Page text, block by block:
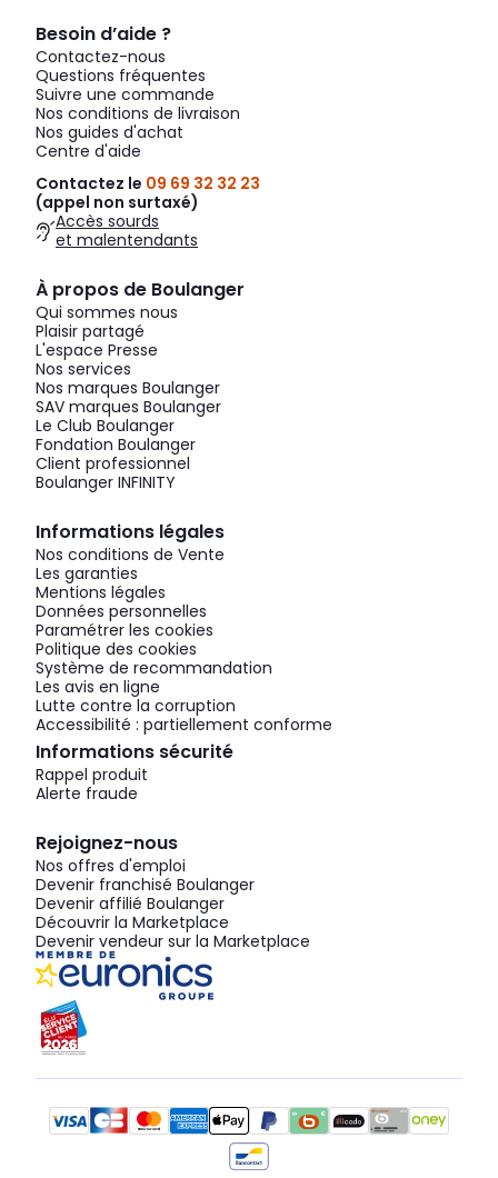
Besoin d’aide ?
Contactez-nous
Questions fréquentes
Suivre une commande
Nos conditions de livraison
Nos guides d'achat
Centre d'aide
Contactez le 09 69 32 32 23
(appel non surtaxé)
Accès sourds
et malentendants
À propos de Boulanger
Qui sommes nous
Plaisir partagé
L'espace Presse
Nos services
Nos marques Boulanger
SAV marques Boulanger
Le Club Boulanger
Fondation Boulanger
Client professionnel
Boulanger INFINITY
Informations légales
Nos conditions de Vente
Les garanties
Mentions légales
Données personnelles
Paramétrer les cookies
Politique des cookies
Système de recommandation
Les avis en ligne
Lutte contre la corruption
Accessibilité : partiellement conforme
Informations sécurité
Rappel produit
Alerte fraude
Rejoignez-nous
Nos offres d'emploi
Devenir franchisé Boulanger
Devenir affilié Boulanger
Découvrir la Marketplace
Devenir vendeur sur la Marketplace